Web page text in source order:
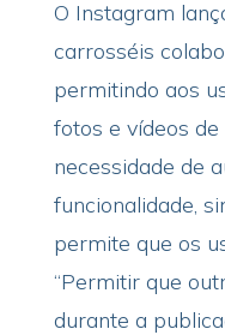
O Instagram
carrosséis
permitindo aos
fotos e vídeos
necessidade de
funcionalidade,
permite que os
“Permitir que
durante a